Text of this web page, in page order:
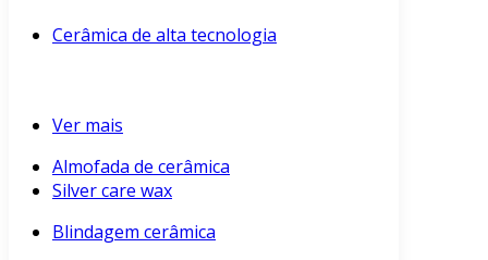
Cerâmica de alta tecnologia
Ver mais
Almofada de cerâmica
Silver care wax
Blindagem cerâmica